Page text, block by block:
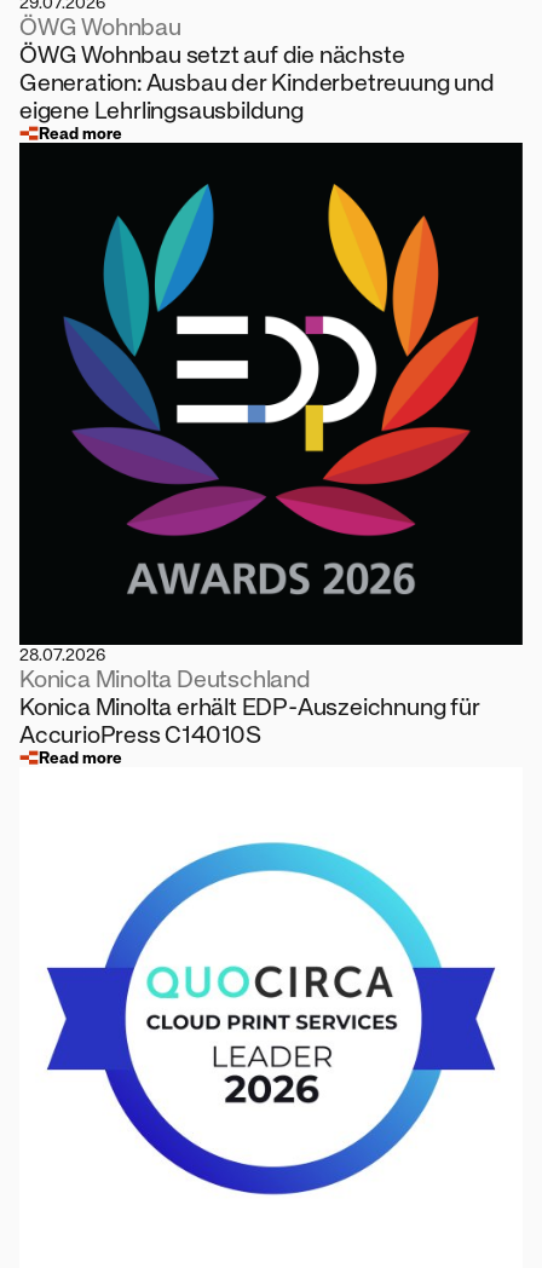
ÖWG Wohnbau
ÖWG Wohnbau setzt auf die nächste
Generation: Ausbau der Kinderbetreuung und
eigene Lehrlingsausbildung
Read more
28.07.2026
Konica Minolta Deutschland
Konica Minolta erhält EDP-Auszeichnung für
AccurioPress C14010S
Read more